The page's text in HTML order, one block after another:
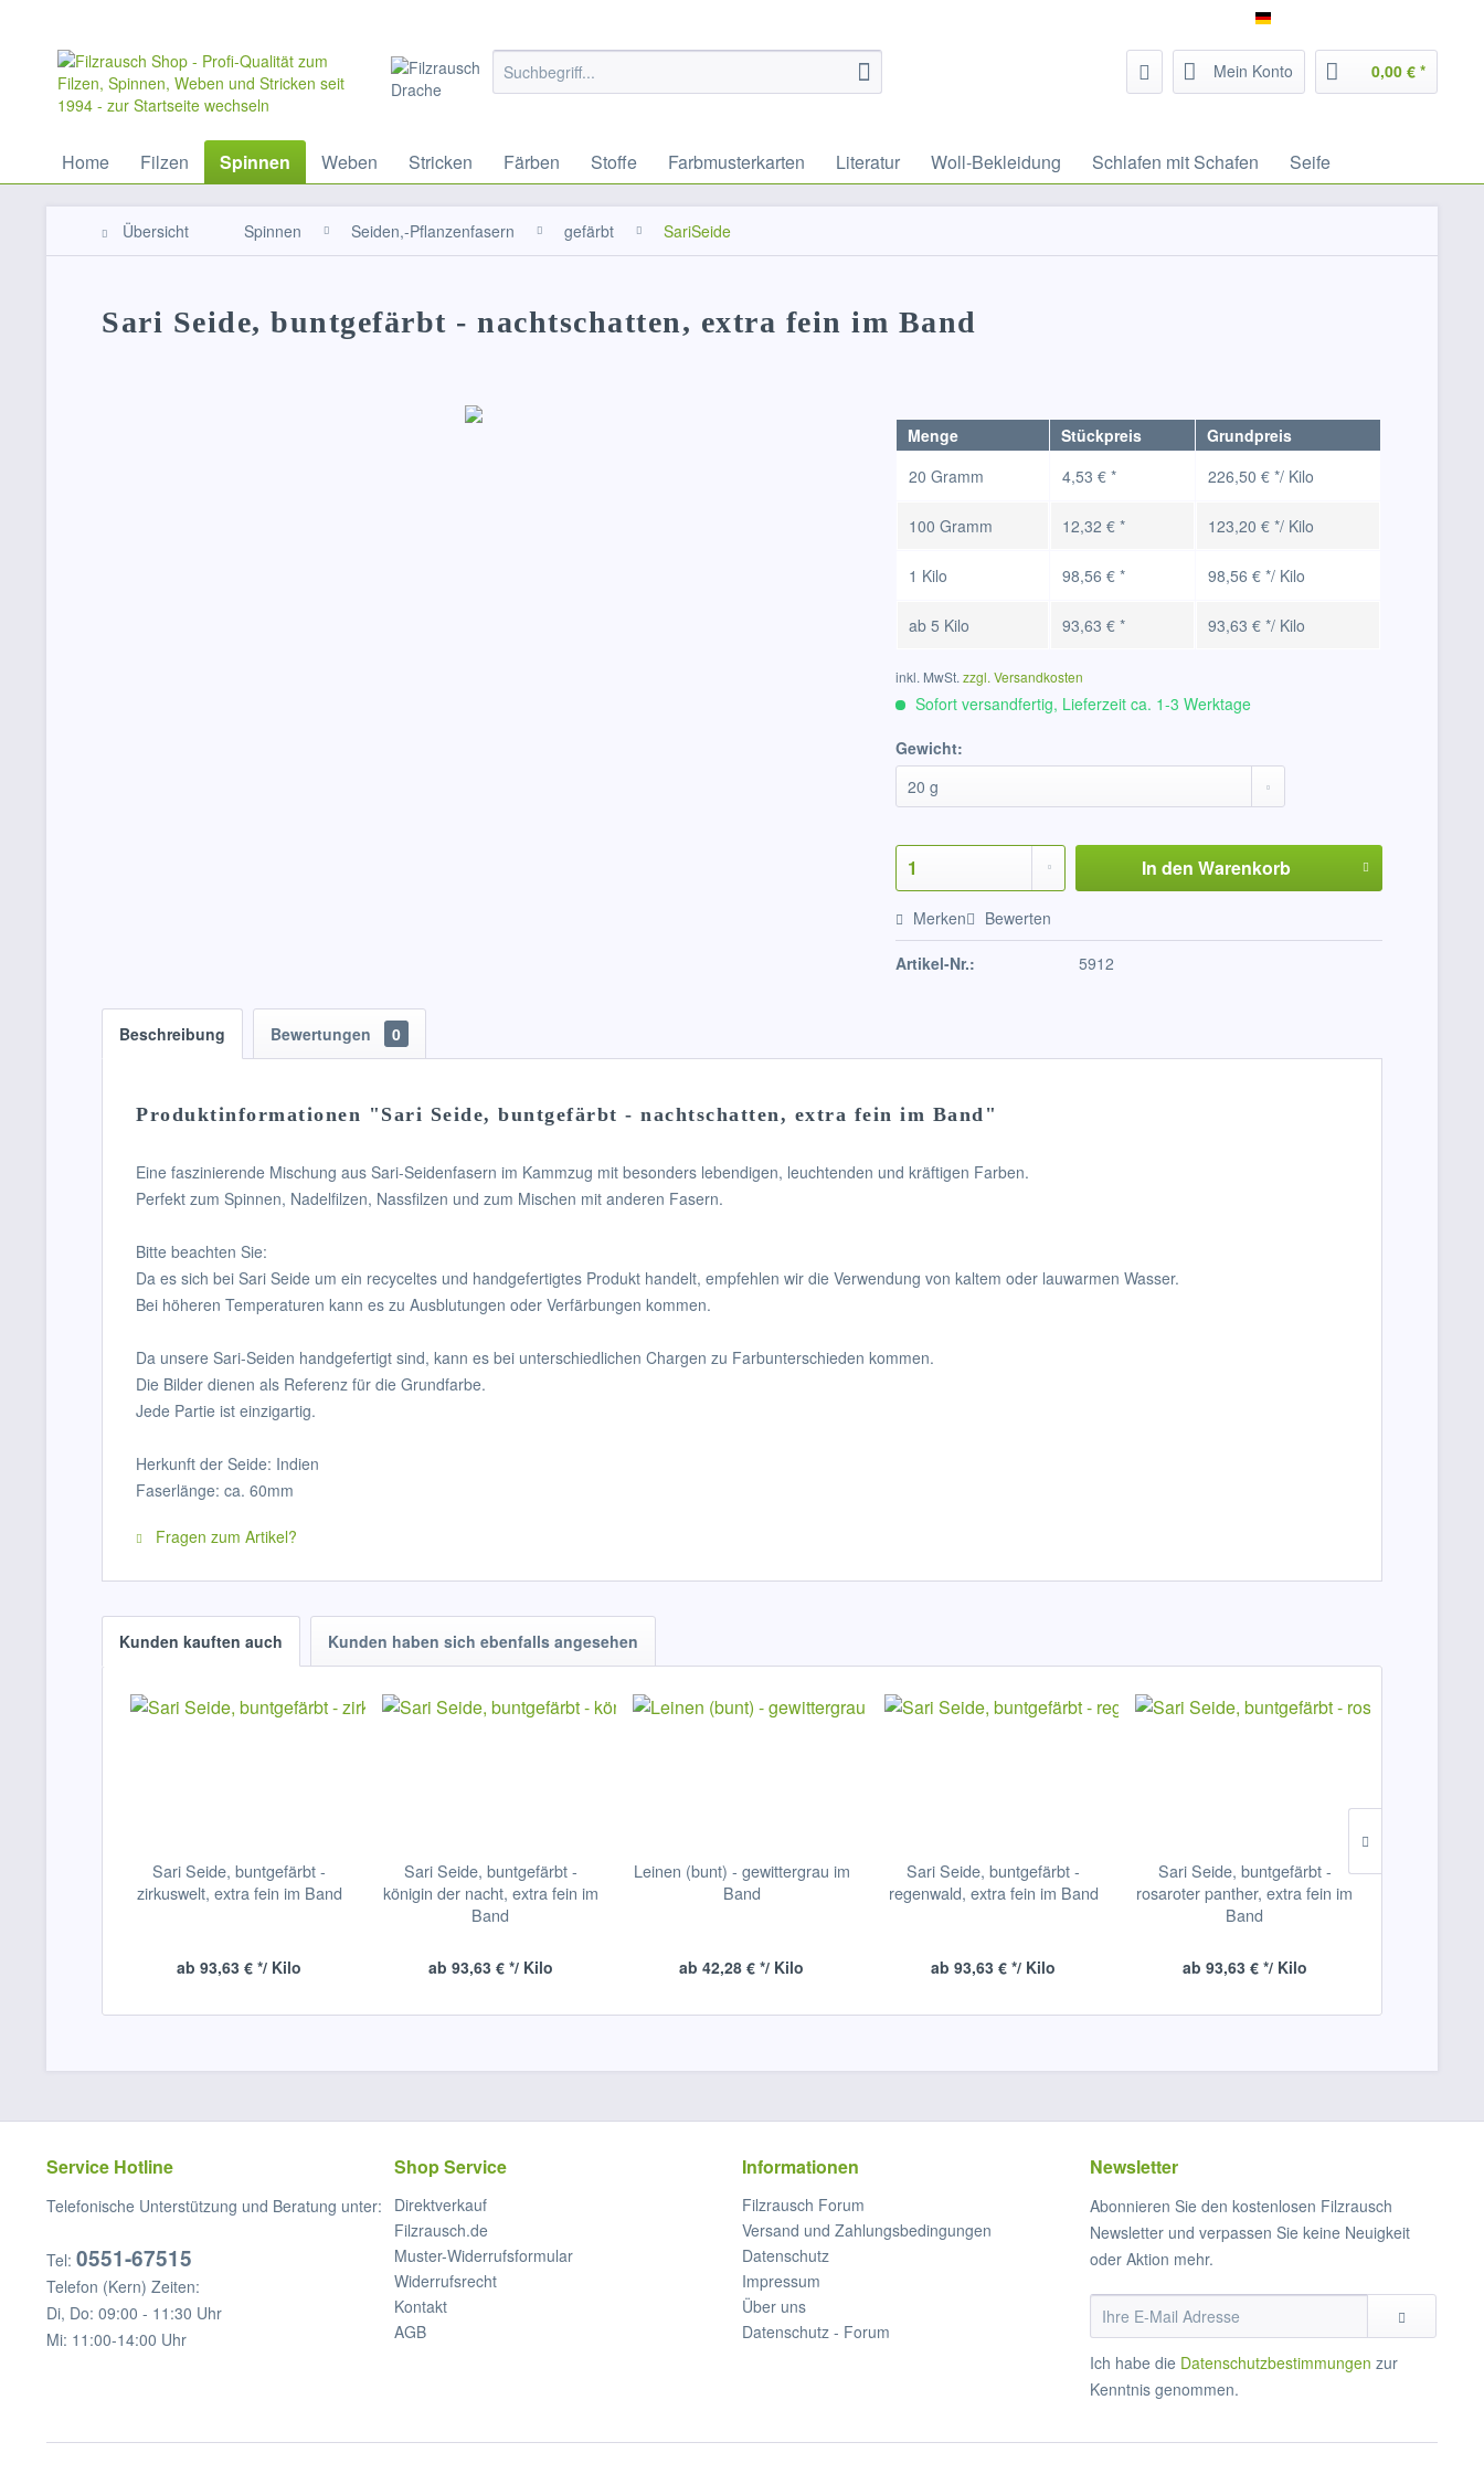
Mein Konto 0,00 € *
Home Filzen Spinnen Weben Stricken Färben Stoffe Farbmusterkarten Literatur Woll-Bekleidung Schlafen mit Schafen Seife
Übersicht Spinnen Seiden,-Pflanzenfasern gefärbt SariSeide
Sari Seide, buntgefärbt - nachtschatten, extra fein im Band
Menge Stückpreis
Grundpreis
20 Gramm
4,53 € * 226,50 € */ Kilo
100 Gramm 12,32 € * 123,20 € */ Kilo
1 Kilo 98,56 € * 98,56 € */ Kilo
ab5 Kilo 93,63 € * 93,63 € */ Kilo
inkl. MwSt.zzgl. Versandkosten
Sofort versandfertig, Lieferzeit ca. 1-3 Werktage
Gewicht:
In den Warenkorb
Merken Bewerten
Artikel-Nr.: 5912
Beschreibung Bewertungen 0
Produktinformationen "Sari Seide, buntgefärbt - nachtschatten, extra fein im Band"
Eine faszinierende Mischung aus Sari-Seidenfasern im Kammzug mit besonders lebendigen, leuchtenden und kräftigen Farben.
Perfekt zum Spinnen, Nadelfilzen, Nassfilzen und zum Mischen mit anderen Fasern.
Bitte beachten Sie:
Da es sich bei Sari Seide um ein recyceltes und handgefertigtes Produkt handelt, empfehlen wir die Verwendung von kaltem oder lauwarmen Wasser.
Bei höheren Temperaturen kann es zu Ausblutungen oder Verfärbungen kommen.
Da unsere Sari-Seiden handgefertigt sind, kann es bei unterschiedlichen Chargen zu Farbunterschieden kommen.
Die Bilder dienen als Referenz für die Grundfarbe.
Jede Partie ist einzigartig.
Herkunft der Seide: Indien
Faserlänge: ca. 60mm
Fragen zum Artikel?
Kunden kauften auch Kunden haben sich ebenfalls angesehen
Sari Seide, buntgefärbt -
zirkuswelt, extra fein im Band
ab 93,63 € */ Kilo
Sari Seide, buntgefärbt -
königin der nacht, extra fein im
Band
ab 93,63 € */ Kilo
Leinen (bunt) - gewittergrau im
Band
ab 42,28 € */ Kilo
Sari Seide, buntgefärbt -
regenwald, extra fein im Band
ab 93,63 € */ Kilo
Sari Seide, buntgefärbt -
rosaroter panther, extra fein im
Band
ab 93,63 € */ Kilo
Service Hotline
Telefonische Unterstützung und Beratung unter:
Tel: 0551-67515
Telefon (Kern) Zeiten:
Di, Do: 09:00 - 11:30 Uhr
Mi: 11:00-14:00 Uhr
Shop Service
Direktverkauf
Filzrausch.de
Muster-Widerrufsformular
Widerrufsrecht
Kontakt
AGB
Informationen
Filzrausch Forum
Versand und Zahlungsbedingungen
Datenschutz
Impressum
Über uns
Datenschutz - Forum
Newsletter
Abonnieren Sie den kostenlosen Filzrausch
Newsletter und verpassen Sie keine Neuigkeit
oder Aktion mehr.
Ich habe die Datenschutzbestimmungen zur
Kenntnis genommen.